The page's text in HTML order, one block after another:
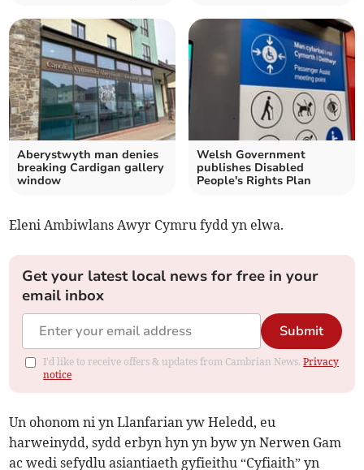
Aberystwyth man denies
breaking Cardigan gallery
window
Welsh Government
publishes Disabled
People's Rights Plan
Eleni Ambiwlans Awyr Cymru fydd yn elwa.
Get your latest local news for free in your
email inbox
Submit
I'd like to receive offers & updates from Cambrian News.Privacy
notice
Un ohonom ni yn Llanfarian yw Heledd, eu
harweinydd, sydd erbyn hyn yn byw yn Nerwen Gam
ac wedi sefydlu asiantiaeth gyfieithu “Cyfiaith” yn